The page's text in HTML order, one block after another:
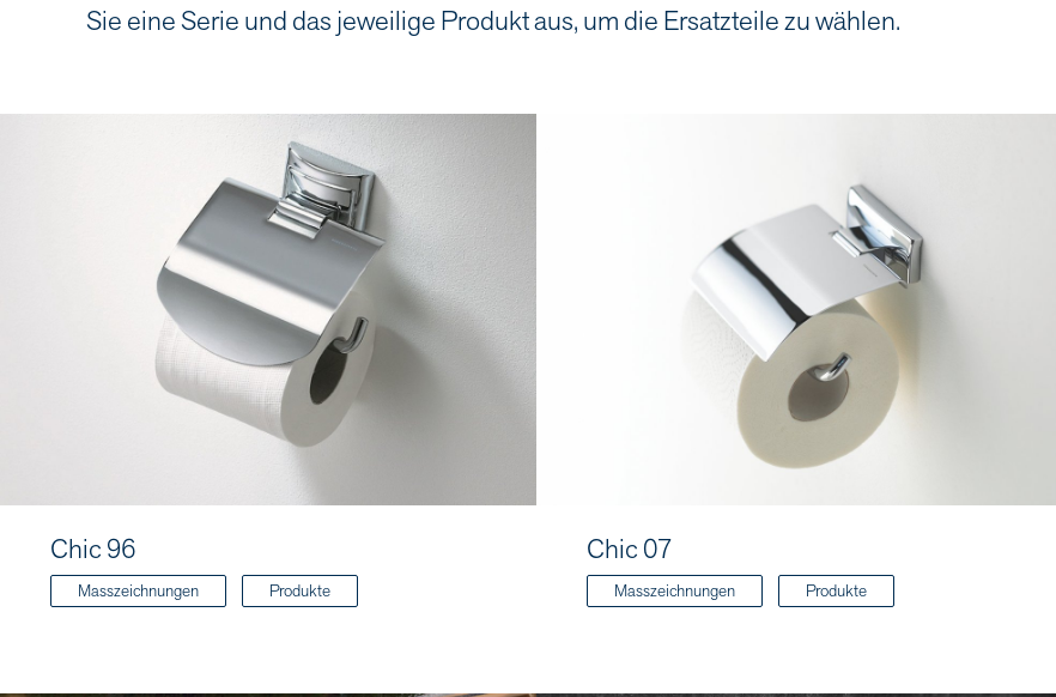
Sie eine Serie und das jeweilige Produkt aus, um die Ersatzteile zu wählen.
Chic 96
Masszeichnungen Produkte
Chic 07
Masszeichnungen Produkte